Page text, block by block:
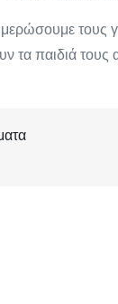
τους
τα παιδιά τους